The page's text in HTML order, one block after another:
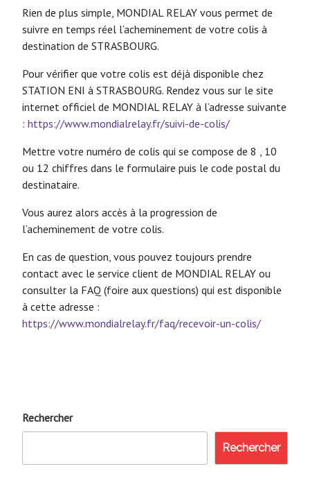
Rien de plus simple, MONDIAL RELAY vous permet de
suivre en temps réel l’acheminement de votre colis à
destination de STRASBOURG.
Pour vérifier que votre colis est déjà disponible chez
STATION ENI à STRASBOURG. Rendez vous sur le site
internet officiel de MONDIAL RELAY à l’adresse suivante
: https://www.mondialrelay.fr/suivi-de-colis/
Mettre votre numéro de colis qui se compose de 8 , 10
ou 12 chiffres dans le formulaire puis le code postal du
destinataire.
Vous aurez alors accès à la progression de
l’acheminement de votre colis.
En cas de question, vous pouvez toujours prendre
contact avec le service client de MONDIAL RELAY ou
consulter la FAQ (foire aux questions) qui est disponible
à cette adresse :
https://www.mondialrelay.fr/faq/recevoir-un-colis/
Rechercher
Rechercher